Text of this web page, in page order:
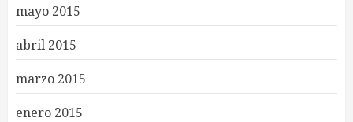
mayo 2015
abril 2015
marzo 2015
enero 2015